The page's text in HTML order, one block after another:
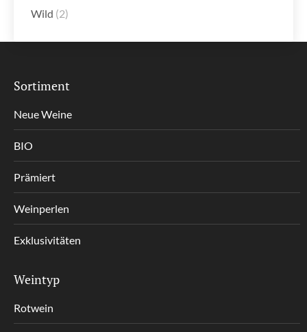
Wild (2)
Sortiment
Neue Weine
BIO
Prämiert
Weinperlen
Exklusivitäten
Weintyp
Rotwein